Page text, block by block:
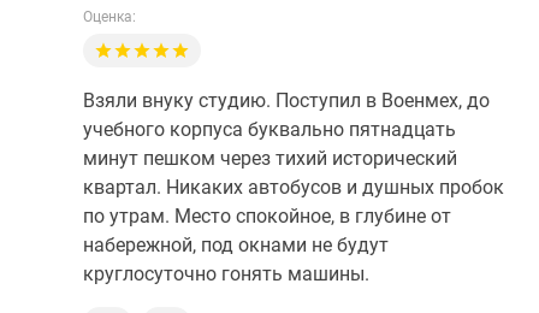
Оценка:
Взяли внуку студию. Поступил в Военмех, до
учебного корпуса буквально пятнадцать
минут пешком через тихий исторический
квартал. Никаких автобусов и душных пробок
по утрам. Место спокойное, в глубине от
набережной, под окнами не будут
круглосуточно гонять машины.